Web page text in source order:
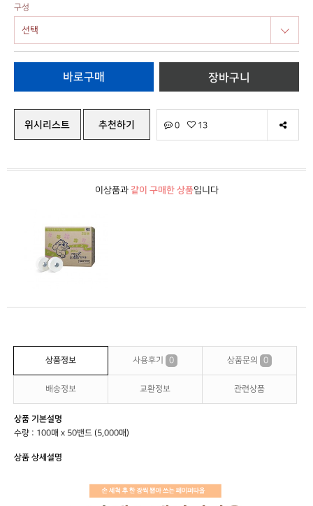
구성
위시리스트 추천하기 0 13
이상품과 같이 구매한 상품입니다
상품정보 사용후기 0 상품문의 0
배송정보 교환정보 관련상품
상품 기본설명
수량 : 100매 x 50밴드 (5,000매)
상품 상세설명